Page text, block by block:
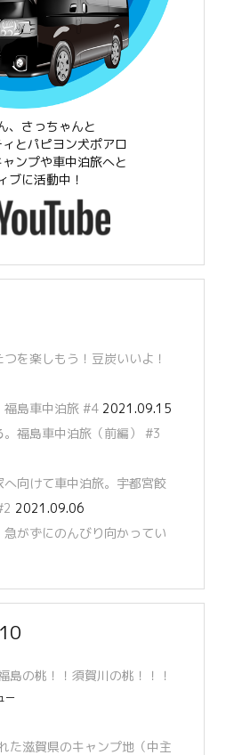
、さっちゃんと
とパピヨン犬ポアロ
ンプや車中泊旅へと
ブに活動中！
を楽しもう！豆炭いいよ！
福島車中泊旅 #4 2021.09.15
福島車中泊旅（前編） #3
向けて車中泊旅。宇都宮餃
2021.09.06
がずにのんびり向かってい
島の桃！！須賀川の桃！！！
ー
た滋賀県のキャンプ地（中主